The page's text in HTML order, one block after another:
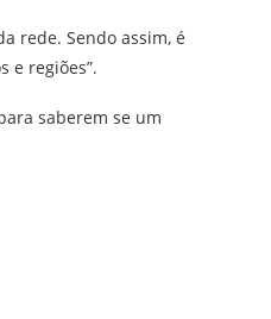
rede. Sendo assim, é
e regiões”.
saberem se um